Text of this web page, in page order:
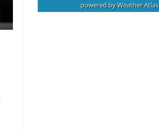
powered byWeather Atlas